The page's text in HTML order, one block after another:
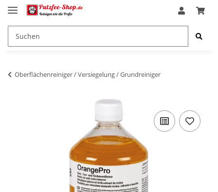
Oberflächenreiniger / Versiegelung / Grundreiniger